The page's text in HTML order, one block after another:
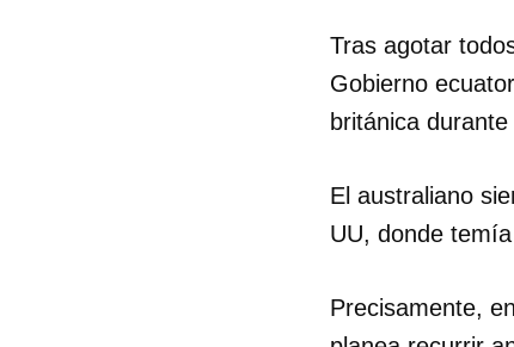
Tras agotar
Gobierno
británica
El australiano
UU, donde
Precisamente,